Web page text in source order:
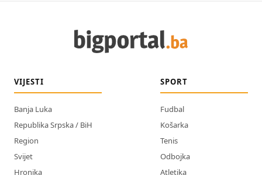
VIJESTI
Banja Luka
Republika Srpska / BiH
Region
Svijet
Hronika
SPORT
Fudbal
Košarka
Tenis
Odbojka
Atletika